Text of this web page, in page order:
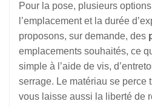
Pour la pose, plusieurs
l’emplacement et la durée
proposons, sur demande, des
emplacements souhaités, ce
simple à l’aide de vis,
serrage. Le matériau se perce
vous laisse aussi la liberté de